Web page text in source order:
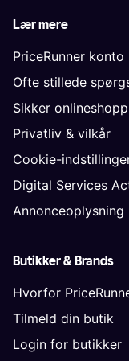
Lær mere
PriceRunner konto
Ofte stillede
Sikker
Privatliv & vilkår
Cookie-
Digital Services
Annonceoplysning
Butikker & Brands
Hvorfor
Tilmeld din butik
Login for butikker